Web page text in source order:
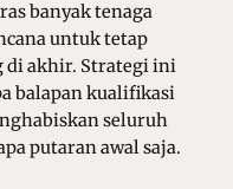
banyak tenaga
untuk tetap
di akhir. Strategi ini
balapan kualifikasi
seluruh
putaran awal saja.